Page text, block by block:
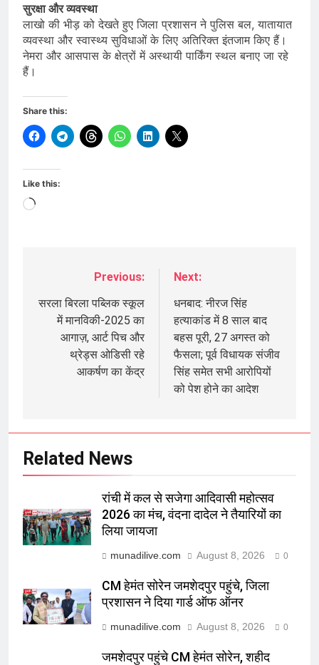
सुरक्षा और व्यवस्था
लाखो की भीड़ को देखते हुए जिला प्रशासन ने पुलिस बल, यातायात
व्यवस्था और स्वास्थ्य सुविधाओं के लिए अतिरिक्त इंतजाम किए हैं।
नेमरा और आसपास के क्षेत्रों में अस्थायी पार्किंग स्थल बनाए जा रहे
हैं।
Share this:
Like this:
Loading…
navigation
Previous:
सरला बिरला पब्लिक स्कूल
में मानविकी-2025 का
आगाज़, आर्ट पिच और
थ्रेड्स ओडिसी रहे
आकर्षण का केंद्र
Next:
धनबाद: नीरज सिंह
हत्याकांड में 8 साल बाद
बहस पूरी, 27 अगस्त को
फैसला; पूर्व विधायक संजीव
सिंह समेत सभी आरोपियों
को पेश होने का आदेश
Related News
रांची में कल से सजेगा आदिवासी महोत्सव
2026 का मंच, वंदना दादेल ने तैयारियों का
लिया जायजा
munadilive.com August 8, 2026 0
CM हेमंत सोरेन जमशेदपुर पहुंचे, जिला
प्रशासन ने दिया गार्ड ऑफ ऑनर
munadilive.com August 8, 2026 0
जमशेदपुर पहुंचे CM हेमंत सोरेन, शहीद